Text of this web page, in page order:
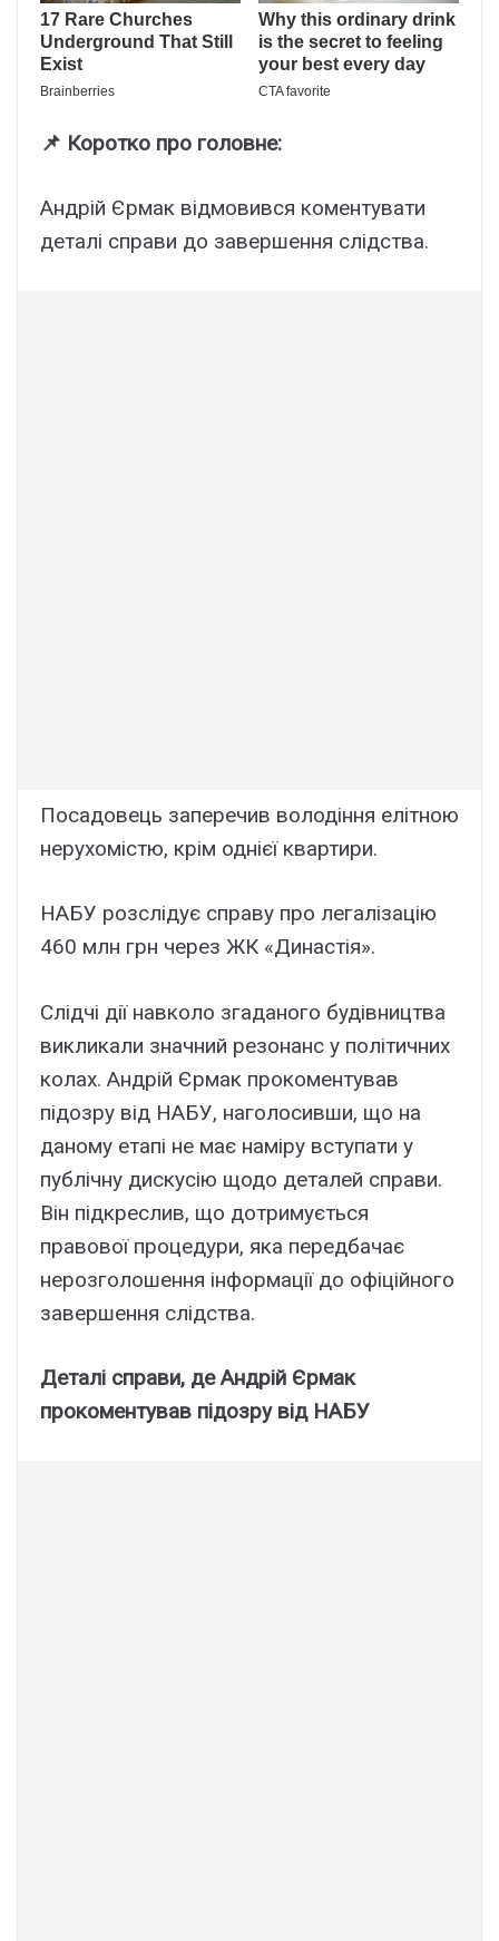
📌 Коротко про головне:
Андрій Єрмак відмовився коментувати
деталі справи до завершення слідства.
Посадовець заперечив володіння елітною
нерухомістю, крім однієї квартири.
НАБУ розслідує справу про легалізацію
460 млн грн через ЖК «Династія».
Слідчі дії навколо згаданого будівництва
викликали значний резонанс у політичних
колах. Андрій Єрмак прокоментував
підозру від НАБУ, наголосивши, що на
даному етапі не має наміру вступати у
публічну дискусію щодо деталей справи.
Він підкреслив, що дотримується
правової процедури, яка передбачає
нерозголошення інформації до офіційного
завершення слідства.
Деталі справи, де Андрій Єрмак
прокоментував підозру від НАБУ